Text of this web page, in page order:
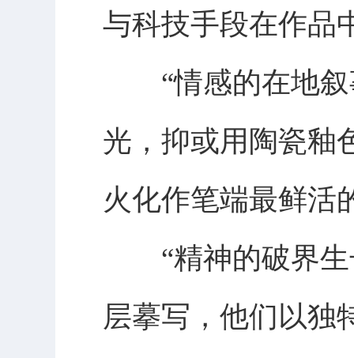
与科技手段在作品
“情感的在地叙
光，抑或用陶瓷釉
火化作笔端最鲜活
“精神的破界生
层摹写，他们以独